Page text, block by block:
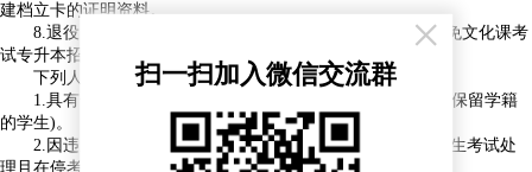
建档立卡的证明资料。
8.退役大学生士兵可申请参加相关高校的退役大学生士兵免文化课考
试专升本招生，具体办法另文通知。
下列人员不得报考
1.具有普通高等学历教育资格的高校非应届毕业在校生(含保留学籍
的学生)。
2.因违反国家教育考试规定,被给予暂停参加普通专升本招生考试处
理且在停考期内的人员。
×
扫一扫加入微信交流群